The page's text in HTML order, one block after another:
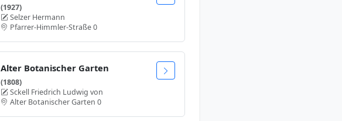
(1927)
Selzer Hermann
Pfarrer-Himmler-Straße 0
Alter Botanischer Garten
(1808)
Sckell Friedrich Ludwig von
Alter Botanischer Garten 0